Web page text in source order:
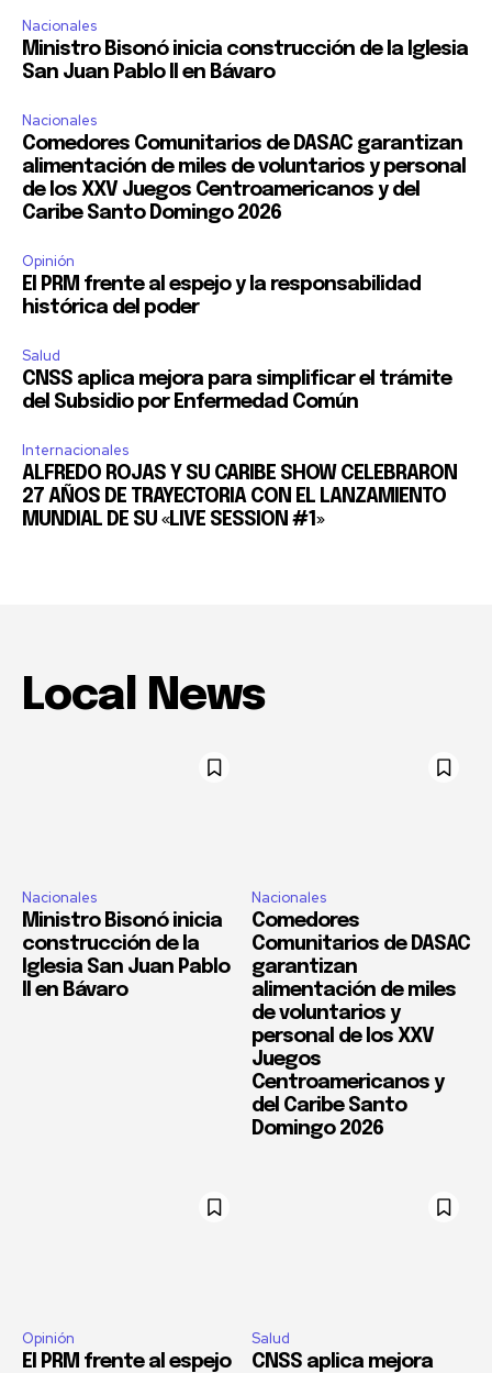
Nacionales
Ministro Bisonó inicia construcción de la Iglesia
San Juan Pablo II en Bávaro
Nacionales
Comedores Comunitarios de DASAC garantizan
alimentación de miles de voluntarios y personal
de los XXV Juegos Centroamericanos y del
Caribe Santo Domingo 2026
Opinión
El PRM frente al espejo y la responsabilidad
histórica del poder
Salud
CNSS aplica mejora para simplificar el trámite
del Subsidio por Enfermedad Común
Internacionales
ALFREDO ROJAS Y SU CARIBE SHOW CELEBRARON
27 AÑOS DE TRAYECTORIA CON EL LANZAMIENTO
MUNDIAL DE SU «LIVE SESSION #1»
Local News
Nacionales
Ministro Bisonó inicia
construcción de la
Iglesia San Juan Pablo
II en Bávaro
Nacionales
Comedores
Comunitarios de DASAC
garantizan
alimentación de miles
de voluntarios y
personal de los XXV
Juegos
Centroamericanos y
del Caribe Santo
Domingo 2026
Opinión
El PRM frente al espejo
Salud
CNSS aplica mejora